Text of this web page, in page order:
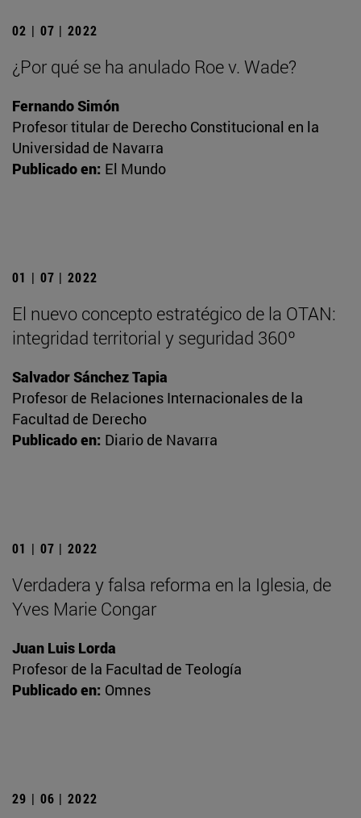
02 | 07 | 2022
¿Por qué se ha anulado Roe v. Wade?
Fernando Simón
Profesor titular de Derecho Constitucional en la
Universidad de Navarra
Publicado en: El Mundo
01 | 07 | 2022
El nuevo concepto estratégico de la OTAN:
integridad territorial y seguridad 360º
Salvador Sánchez Tapia
Profesor de Relaciones Internacionales de la
Facultad de Derecho
Publicado en: Diario de Navarra
01 | 07 | 2022
Verdadera y falsa reforma en la Iglesia, de
Yves Marie Congar
Juan Luis Lorda
Profesor de la Facultad de Teología
Publicado en: Omnes
29 | 06 | 2022